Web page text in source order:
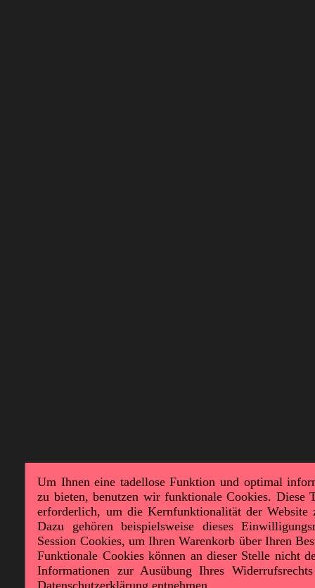
Um Ihnen eine tadellose Funktion und optimal
zu bieten, benutzen wir funktionale Cookies. Diese
erforderlich, um die Kernfunktionalität der Website
Dazu gehören beispielsweise dieses
Session Cookies, um Ihren Warenkorb über Ihren
Funktionale Cookies können an dieser Stelle nicht
Informationen zur Ausübung Ihres
Datenschutzerklärung entnehmen.